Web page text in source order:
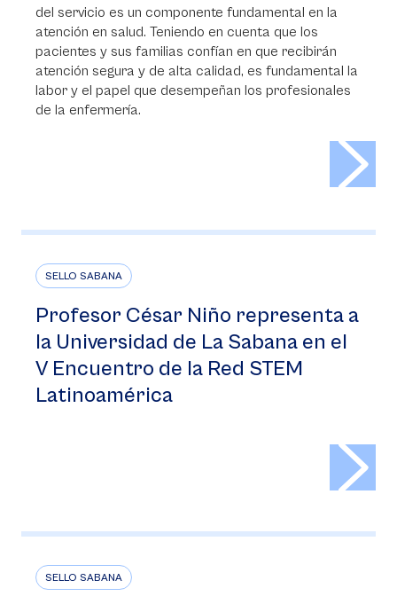
del servicio es un componente fundamental en la
atención en salud. Teniendo en cuenta que los
pacientes y sus familias confían en que recibirán
atención segura y de alta calidad, es fundamental la
labor y el papel que desempeñan los profesionales
de la enfermería.
SELLO SABANA
Profesor César Niño representa a
la Universidad de La Sabana en el
V Encuentro de la Red STEM
Latinoamérica
SELLO SABANA